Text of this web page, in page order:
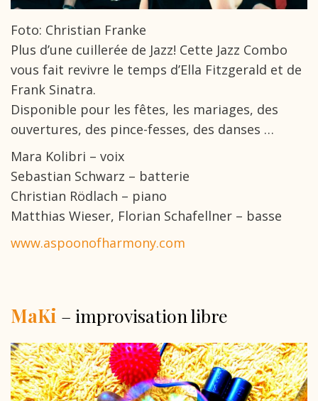
Foto: Christian Franke
Plus d’une cuillerée de Jazz! Cette Jazz Combo
vous fait revivre le temps d’Ella Fitzgerald et de
Frank Sinatra.
Disponible pour les fêtes, les mariages, des
ouvertures, des pince-fesses, des danses …
Mara Kolibri – voix
Sebastian Schwarz – batterie
Christian Rödlach – piano
Matthias Wieser, Florian Schafellner – basse
www.aspoonofharmony.com
MaKi – improvisation libre